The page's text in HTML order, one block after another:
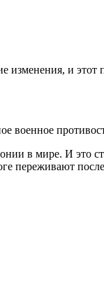
изменения, и
военное
в мире. И это
переживают